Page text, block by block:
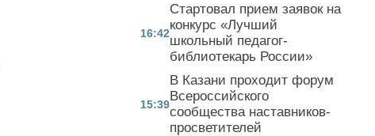
16:42
Стартовал прием заявок на
конкурс «Лучший
школьный педагог-
библиотекарь России»
15:39
В Казани проходит форум
Всероссийского
сообщества наставников-
просветителей